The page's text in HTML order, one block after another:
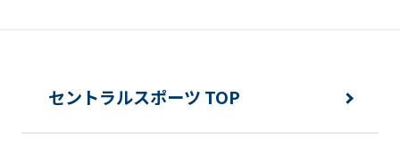
セントラルスポーツ TOP